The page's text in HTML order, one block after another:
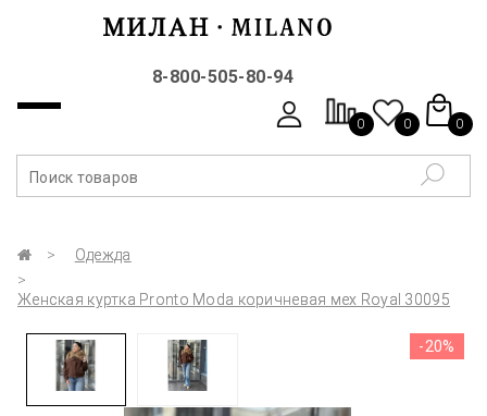
8-800-505-80-94
0 0 0
Одежда
Женская куртка Pronto Moda коричневая мех Royal 30095
-20%